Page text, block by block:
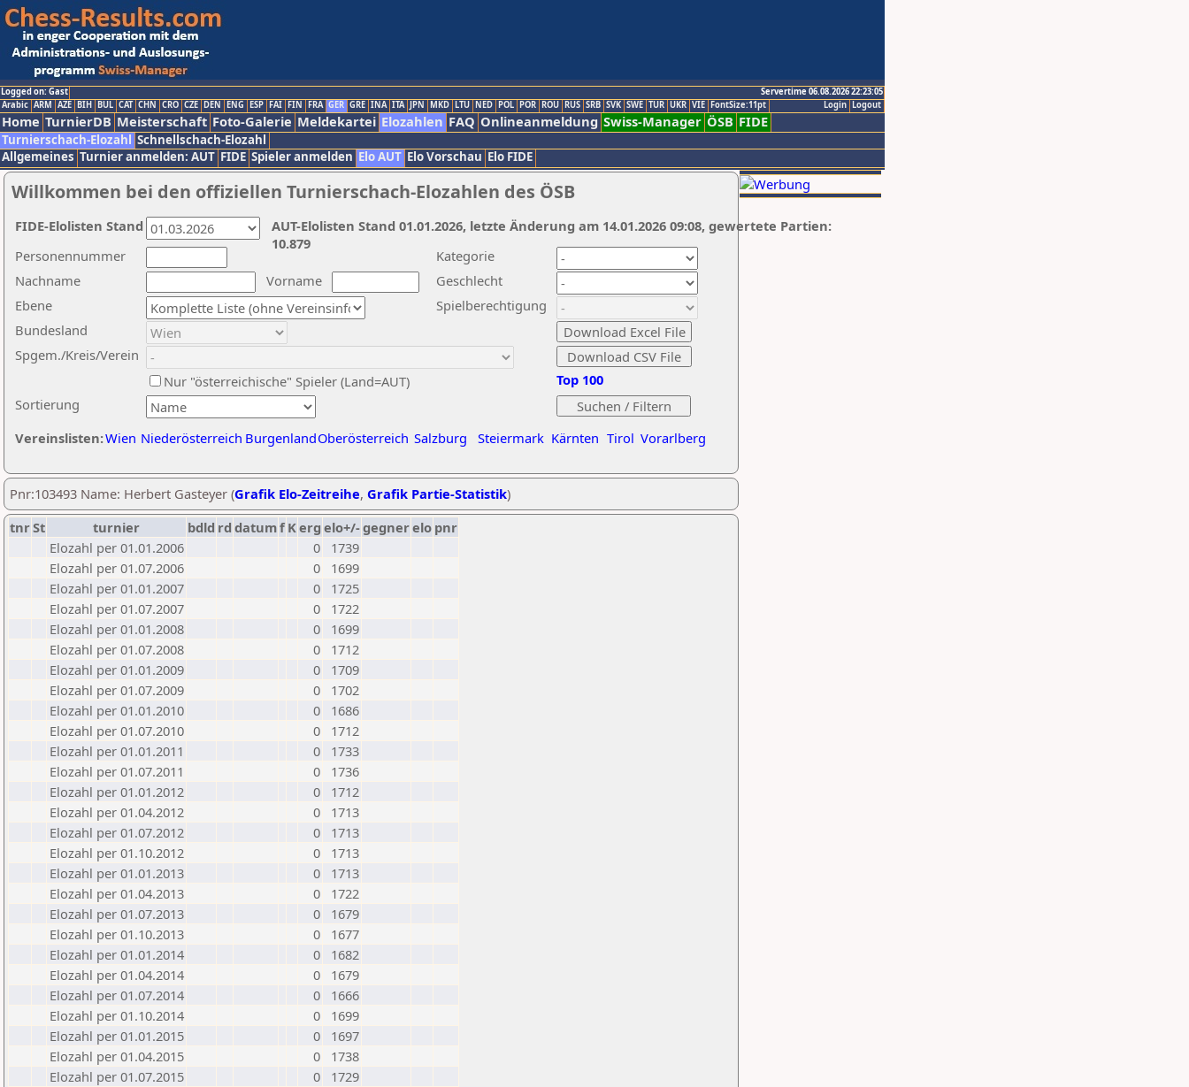
Logged on: Gast
Servertime 06.08.2026 22:23:05
Logout
Login
Arabic ARM AZE BIH BUL CAT CHN CRO CZE DEN ENG ESP FAI FIN FRA GER GRE INA ITA JPN MKD LTU NED POL POR ROU RUS SRB SVK SWE TUR UKR VIE FontSize:11pt
Home TurnierDB Meisterschaft Foto-Galerie Meldekartei Elozahlen FAQ Onlineanmeldung Swiss-Manager ÖSB FIDE
Turnierschach-Elozahl Schnellschach-Elozahl
Allgemeines Turnier anmelden: AUT FIDE Spieler anmelden Elo AUT Elo Vorschau Elo FIDE
Willkommen bei den offiziellen Turnierschach-Elozahlen des ÖSB
Nachname
Vorname
Ebene
Kategorie
Sortierung
Personennummer
Bundesland
Spgem./Kreis/Verein
Geschlecht
Nur "österreichische" Spieler (Land=AUT)
Spielberechtigung
Vereinslisten:Wien Niederösterreich BurgenlandOberösterreich Salzburg Steiermark Kärnten Tirol Vorarlberg
Top 100
AUT-Elolisten Stand 01.01.2026, letzte Änderung am 14.01.2026 09:08, gewertete Partien:
10.879
FIDE-Elolisten Stand
Pnr:103493 Name: Herbert Gasteyer (Grafik Elo-Zeitreihe, Grafik Partie-Statistik)
tnrSt turnier bdld rd datumf Kerg elo+/-gegnerelo pnr
Elozahl per 01.01.2006
0
1739
Elozahl per 01.07.2006
0
1699
Elozahl per 01.01.2007
0
1725
Elozahl per 01.07.2007
0
1722
Elozahl per 01.01.2008
0
1699
Elozahl per 01.07.2008
0
1712
Elozahl per 01.01.2009
0
1709
Elozahl per 01.07.2009
0
1702
Elozahl per 01.01.2010
0
1686
Elozahl per 01.07.2010
0
1712
Elozahl per 01.01.2011
0
1733
Elozahl per 01.07.2011
0
1736
Elozahl per 01.01.2012
0
1712
Elozahl per 01.04.2012
0
1713
Elozahl per 01.07.2012
0
1713
Elozahl per 01.10.2012
0
1713
Elozahl per 01.01.2013
0
1713
Elozahl per 01.04.2013
0
1722
Elozahl per 01.07.2013
0
1679
Elozahl per 01.10.2013
0
1677
Elozahl per 01.01.2014
0
1682
Elozahl per 01.04.2014
0
1679
Elozahl per 01.07.2014
0
1666
Elozahl per 01.10.2014
0
1699
Elozahl per 01.01.2015
0
1697
Elozahl per 01.04.2015
0
1738
Elozahl per 01.07.2015
0
1729